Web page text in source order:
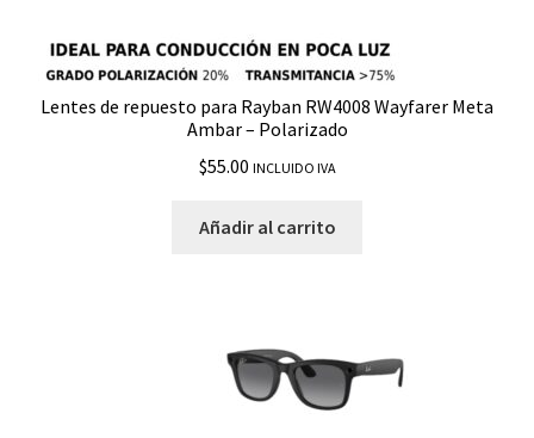
Lentes de repuesto para Rayban RW4008 Wayfarer Meta
Ambar – Polarizado
$55.00 INCLUIDO IVA
Añadir al carrito